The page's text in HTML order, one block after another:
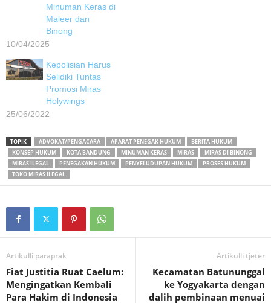
Minuman Keras di
Maleer dan
Binong
10/04/2025
Kepolisian Harus
Selidiki Tuntas
Promosi Miras
Holywings
25/06/2022
TOPIK ADVOKAT/PENGACARA APARAT PENEGAK HUKUM
BERITA HUKUM
KONSEP HUKUM
KOTA BANDUNG MINUMAN KERAS MIRAS
MIRAS DI BINONG
MIRAS ILEGAL
PENEGAKAN HUKUM PENYELUDUPAN HUKUM
PROSES HUKUM
TOKO MIRAS ILEGAL
Artikulli paraprak
Fiat Justitia Ruat Caelum:
Mengingatkan Kembali
Para Hakim di Indonesia
Artikulli tjetër
Kecamatan Batununggal
ke Yogyakarta dengan
dalih pembinaan menuai